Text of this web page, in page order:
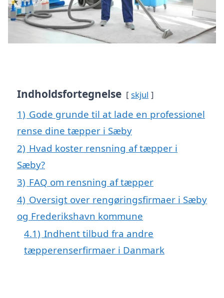
Indholdsfortegnelse skjul
1) Gode grunde til at lade en professionel
rense dine tæpper i Sæby
2) Hvad koster rensning af tæpper i
Sæby?
3) FAQ om rensning af tæpper
4) Oversigt over rengøringsfirmaer i Sæby
og Frederikshavn kommune
4.1) Indhent tilbud fra andre
tæpperenserfirmaer i Danmark